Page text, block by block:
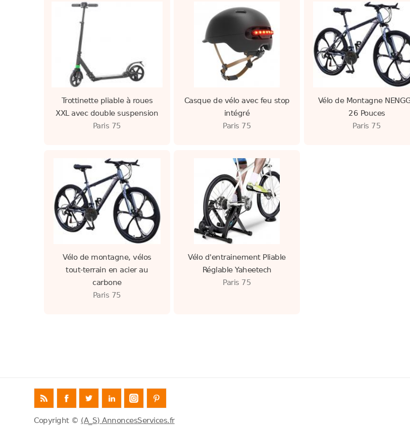
Trottinette pliable à roues
XXL avec double suspension
Paris 75
Casque de vélo avec feu stop
intégré
Paris 75
Vélo de Montagne
26 Pouces
Paris 75
Vélo de montagne, vélos
tout-terrain en acier au
carbone
Paris 75
Vélo d'entrainement Pliable
Réglable Yaheetech
Paris 75
Copyright © (A_S) AnnoncesServices.fr